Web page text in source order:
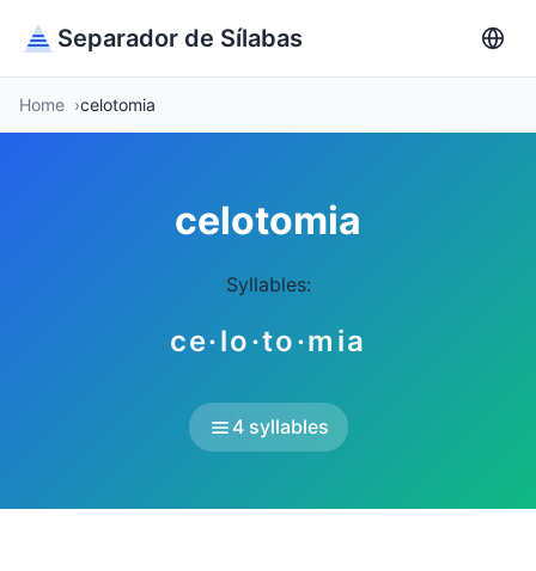
Separador de Sílabas
Home celotomia
celotomia
Syllables:
ce·lo·to·mia
4 syllables